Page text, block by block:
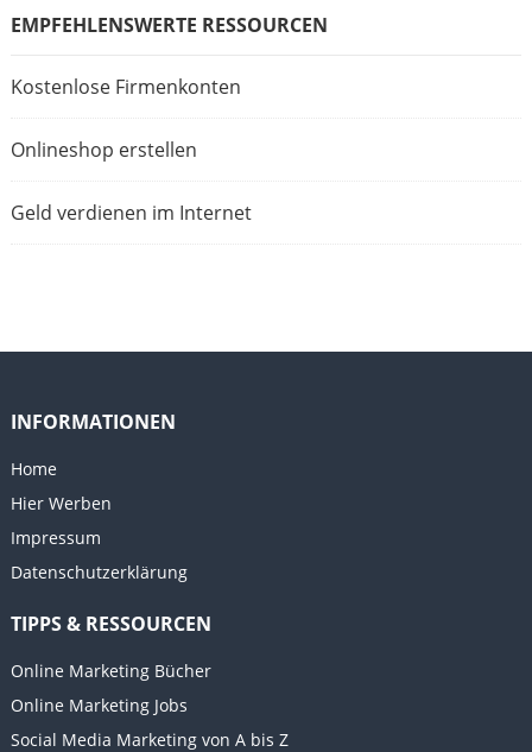
EMPFEHLENSWERTE RESSOURCEN
Kostenlose Firmenkonten
Onlineshop erstellen
Geld verdienen im Internet
INFORMATIONEN
Home
Hier Werben
Impressum
Datenschutzerklärung
TIPPS & RESSOURCEN
Online Marketing Bücher
Online Marketing Jobs
Social Media Marketing von A bis Z